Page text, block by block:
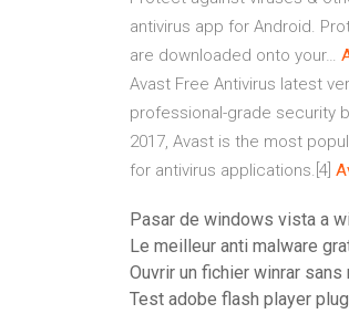
antivirus app for Android.
are downloaded onto your…
Avast Free Antivirus latest
professional-grade security
2017, Avast is the most
for antivirus applications.[4]
Pasar de windows vista a
Le meilleur anti malware
Ouvrir un fichier winrar
Test adobe flash player